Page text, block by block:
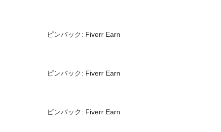
ピンバック: Fiverr Earn
ピンバック: Fiverr Earn
ピンバック: Fiverr Earn